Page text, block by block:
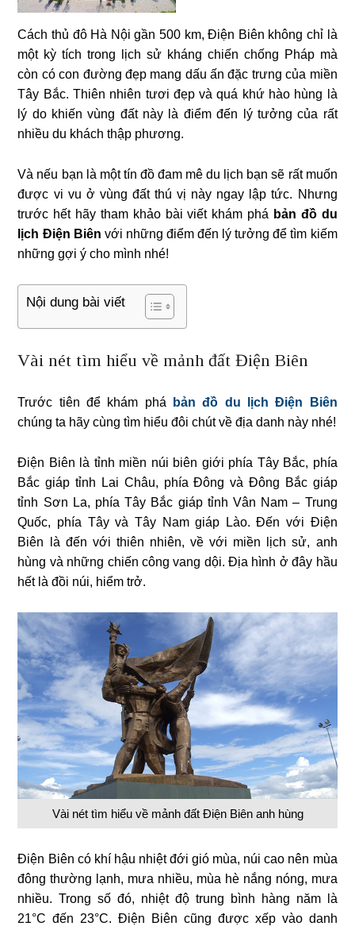
Cách thủ đô Hà Nội gần 500 km, Điện Biên không chỉ là
một kỳ tích trong lịch sử kháng chiến chống Pháp mà
còn có con đường đẹp mang dấu ấn đặc trưng của miền
Tây Bắc. Thiên nhiên tươi đẹp và quá khứ hào hùng là
lý do khiến vùng đất này là điểm đến lý tưởng của rất
nhiều du khách thập phương.
Và nếu bạn là một tín đồ đam mê du lịch bạn sẽ rất muốn
được vi vu ở vùng đất thú vị này ngay lập tức. Nhưng
trước hết hãy tham khảo bài viết khám phá bản đồ du
lịch Điện Biên với những điểm đến lý tưởng để tìm kiếm
những gợi ý cho mình nhé!
Nội dung bài viết
Vài nét tìm hiểu về mảnh đất Điện Biên
Trước tiên để khám phá
bản đồ du lịch Điện Biên
chúng ta hãy cùng tìm hiểu đôi chút về địa danh này nhé!
Điện Biên là tỉnh miền núi biên giới phía Tây Bắc, phía
Bắc giáp tỉnh Lai Châu, phía Đông và Đông Bắc giáp
tỉnh Sơn La, phía Tây Bắc giáp tỉnh Vân Nam – Trung
Quốc, phía Tây và Tây Nam giáp Lào. Đến với Điện
Biên là đến với thiên nhiên, về với miền lịch sử, anh
hùng và những chiến công vang dội. Địa hình ở đây hầu
hết là đồi núi, hiểm trở.
Vài nét tìm hiểu về mảnh đất Điện Biên anh hùng
Điện Biên có khí hậu nhiệt đới gió mùa, núi cao nên mùa
đông thường lạnh, mưa nhiều, mùa hè nắng nóng, mưa
nhiều. Trong số đó, nhiệt độ trung bình hàng năm là
21°C đến 23°C. Điện Biên cũng được xếp vào danh